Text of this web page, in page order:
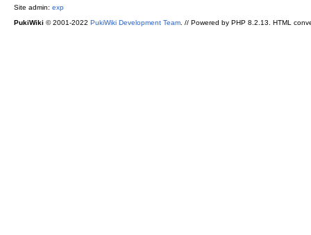
Site admin: exp
PukiWiki © 2001-2022 PukiWiki Development Team. // Powered by PHP 8.2.13. HTML